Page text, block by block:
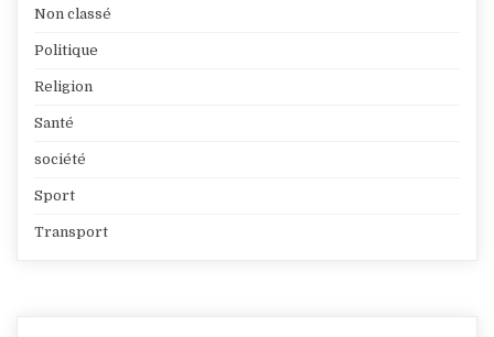
Non classé
Politique
Religion
Santé
société
Sport
Transport